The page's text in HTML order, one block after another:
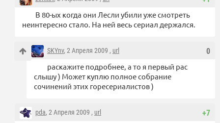
В 80-ых когда они Лесли убили уже смотреть
неинтересно стало. На ней весь сериал держался.
0
SKYnv, 2 Апреля 2009 , url
раскажите подробнее, а то я первый рас
слышу ) Может куплю полное собрание
сочинений этих горесериалистов )
+7
pda, 2 Апреля 2009 , url